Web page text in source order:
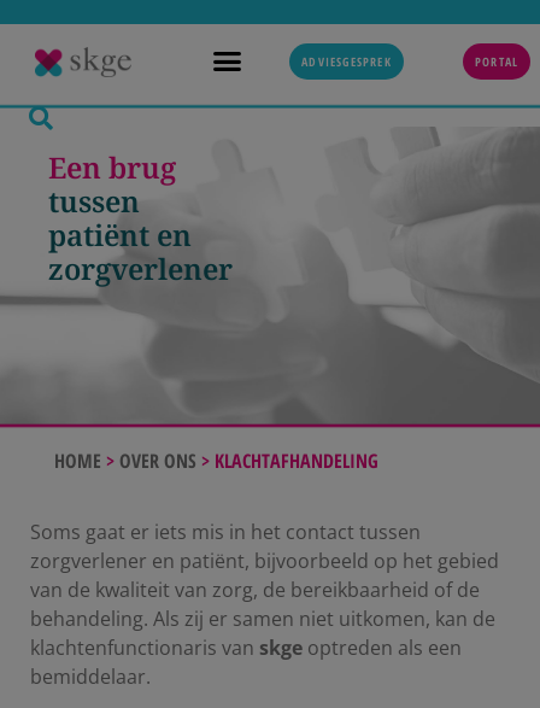
ADVIESGESPREK PORTAL
Een brug
tussen
patiënt en
zorgverlener
HOME > OVER ONS > KLACHTAFHANDELING
Soms gaat er iets mis in het contact tussen
zorgverlener en patiënt, bijvoorbeeld op het gebied
van de kwaliteit van zorg, de bereikbaarheid of de
behandeling. Als zij er samen niet uitkomen, kan de
klachtenfunctionaris van skge optreden als een
bemiddelaar.